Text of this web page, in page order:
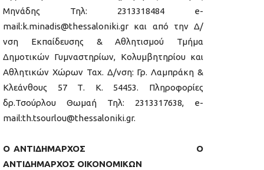
Μηνάδης Τηλ: 2313318484 e-
mail:k.minadis@thessaloniki.gr και από την Δ/
νση Εκπαίδευσης & Αθλητισμού Τμήμα
Δημοτικών Γυμναστηρίων, Κολυμβητηρίου και
Αθλητικών Χώρων Ταχ. Δ/νση: Γρ. Λαμπράκη &
Κλεάνθους 57 Τ. Κ. 54453. Πληροφορίες
δρ.Τσούρλου Θωμαή Τηλ: 2313317638, e-
mail:th.tsourlou@thessaloniki.gr.
Ο ΑΝΤΙΔΗΜΑΡΧΟΣ Ο
ΑΝΤΙΔΗΜΑΡΧΟΣ ΟΙΚΟΝΟΜΙΚΩΝ